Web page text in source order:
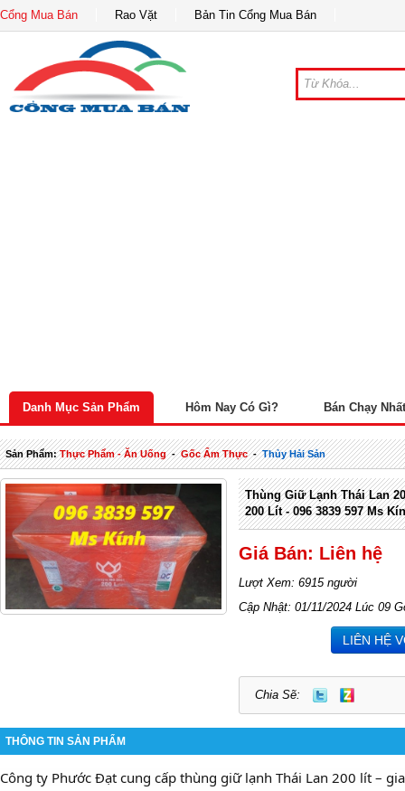
Cổng Mua Bán Rao Vặt Bản Tin Cổng Mua Bán
Danh Mục Sản Phẩm Hôm Nay Có Gì? Bán Chạy Nhất
Sản Phẩm:Thực Phẩm - Ăn Uống-Gốc Ẩm Thực-Thủy Hải Sản
Thùng Giữ Lạnh Thái Lan
200 Lít - 096 3839 597 Ms
Giá Bán: Liên hệ
Lượt Xem: 6915 người
Cập Nhật: 01/11/2024 Lúc 09
LIÊN HỆ
Chia Sẽ:
THÔNG TIN SẢN PHẨM
Công ty Phước Đạt cung cấp thùng giữ lạnh Thái Lan 200 lít –